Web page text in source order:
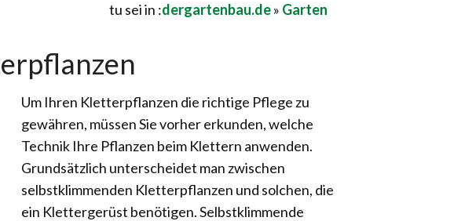
tu sei in :dergartenbau.de» Garten
Um Ihren Kletterpflanzen die richtige Pflege zu
gewähren, müssen Sie vorher erkunden, welche
Technik Ihre Pflanzen beim Klettern anwenden.
Grundsätzlich unterscheidet man zwischen
selbstklimmenden Kletterpflanzen und solchen, die
ein Klettergerüst benötigen. Selbstklimmende